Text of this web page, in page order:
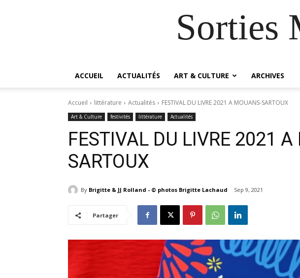
Sorties
ACCUEIL ACTUALITÉS ART & CULTURE ARCHIVES
Accueil littérature Actualités FESTIVAL DU LIVRE 2021 A MOUANS-SARTOUX
Art & Culture festivités littérature Actualités
FESTIVAL DU LIVRE 2021
SARTOUX
By Brigitte & JJ Rolland - © photos Brigitte Lachaud Sep 9, 2021
Partager